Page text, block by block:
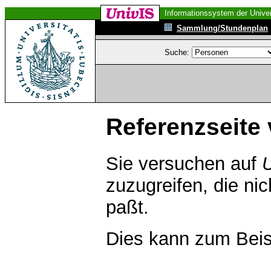
Informationssystem der
Sammlung/Stundenplan
Suche:
Referenzseite
Sie versuchen auf
zuzugreifen, die
paßt.
Dies kann zum